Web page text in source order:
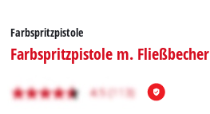
Farbspritzpistole
Farbspritzpistole m. Fließbecher